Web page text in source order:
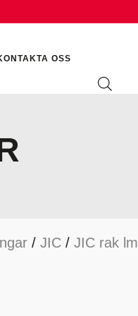
OSS
/ JIC / JIC rak lm